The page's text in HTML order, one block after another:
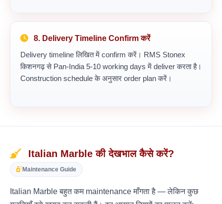
8. Delivery Timeline Confirm करें
Delivery timeline लिखित में confirm करें। RMS Stonex
किशनगढ़ से Pan-India 5-10 working days में deliver करता है।
Construction schedule के अनुसार order plan करें।
Italian Marble की देखभाल कैसे करें?
Maintenance Guide
Italian Marble बहुत कम maintenance माँगता है — लेकिन कुछ